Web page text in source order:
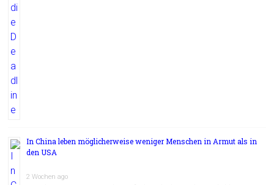
In China leben möglicherweise weniger Menschen in Armut als in
den USA
2 Wochen ago